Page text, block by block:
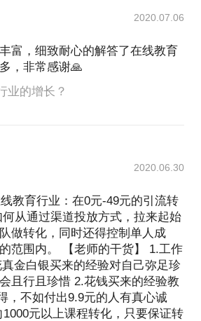
2020.07.06
富，细致耐心的解答了在线教育
，非常感谢🙏
业的增长？
2020.06.30
线教育行业：在0元-49元的引流转
从通过渠道投放方式，拉来起始
做转化，同时还得控制单人成
范围内。 【老师的干货】 1.工作
金白银买来的经验对自己弥足珍
且行且珍惜 2.花钱买来的经验教
，不如付出9.9元的人有真心诚
元以上课程转化，只要保证转